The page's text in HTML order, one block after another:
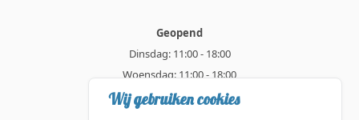
Geopend
Dinsdag: 11:00 - 18:00
Woensdag: 11:00 - 18:00
Donderdag: 11:00 - 21:00
Wij gebruiken cookies